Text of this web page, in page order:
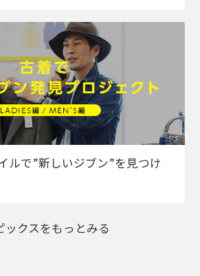
ルで”新しいジブン”を見つけ
ックスをもっとみる